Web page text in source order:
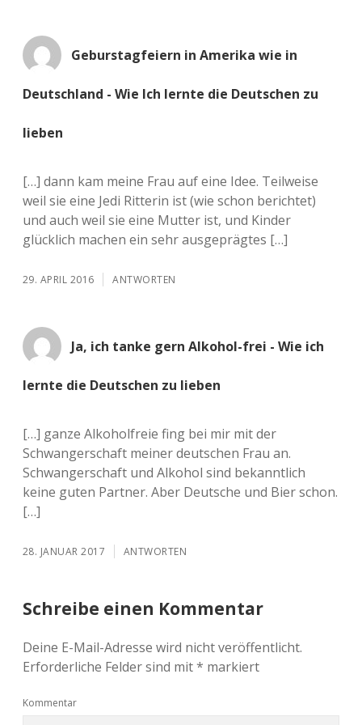
Geburstagfeiern in Amerika wie in
Deutschland - Wie Ich lernte die Deutschen zu
lieben
[…] dann kam meine Frau auf eine Idee. Teilweise
weil sie eine Jedi Ritterin ist (wie schon berichtet)
und auch weil sie eine Mutter ist, und Kinder
glücklich machen ein sehr ausgeprägtes […]
29. APRIL 2016 ANTWORTEN
Ja, ich tanke gern Alkohol-frei - Wie ich
lernte die Deutschen zu lieben
[…] ganze Alkoholfreie fing bei mir mit der
Schwangerschaft meiner deutschen Frau an.
Schwangerschaft und Alkohol sind bekanntlich
keine guten Partner. Aber Deutsche und Bier schon.
[…]
28. JANUAR 2017 ANTWORTEN
Schreibe einen Kommentar
Deine E-Mail-Adresse wird nicht veröffentlicht.
Erforderliche Felder sind mit* markiert
Kommentar